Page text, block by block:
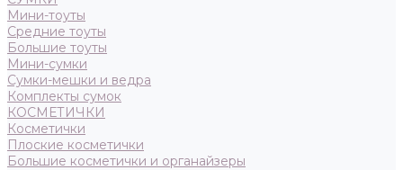
Мини-тоуты
Средние тоуты
Большие тоуты
Мини-сумки
Сумки-мешки и ведра
Комплекты сумок
КОСМЕТИЧКИ
Косметички
Плоские косметички
Большие косметички и органайзеры